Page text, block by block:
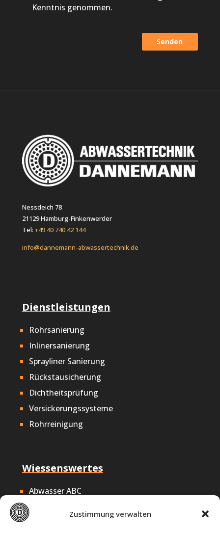
Zustimmung verwalten
Kenntnis genommen.
Nessdeich 78
21129 Hamburg-Finkenwerder
Tel: +49 40 740 42 144
info@dannemann-abwassertechnik.de
Dienstleistungen
Rohrsanierung
Inlinersanierung
Sprayliner Sanierung
Rückstausicherung
Dichtheitsprüfung
Versickerungssysteme
Rohrreinigung
Wiessenswertes
Abwasser ABC
Nachhaltigkeit